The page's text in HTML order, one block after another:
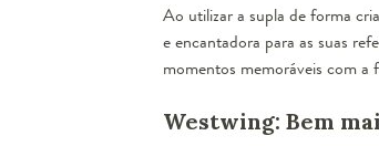
Ao utilizar a supla de forma
e encantadora para as suas
momentos memoráveis com a
Westwing: Bem